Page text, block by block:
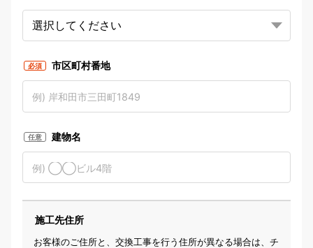
必須 市区町村番地
任意 建物名
施工先住所
お客様のご住所と、交換工事を行う住所が異なる場合は、チ